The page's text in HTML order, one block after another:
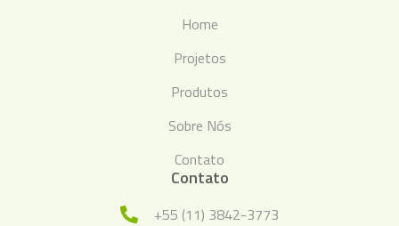
Home
Projetos
Produtos
Sobre Nós
Contato
Contato
+55 (11) 3842-3773